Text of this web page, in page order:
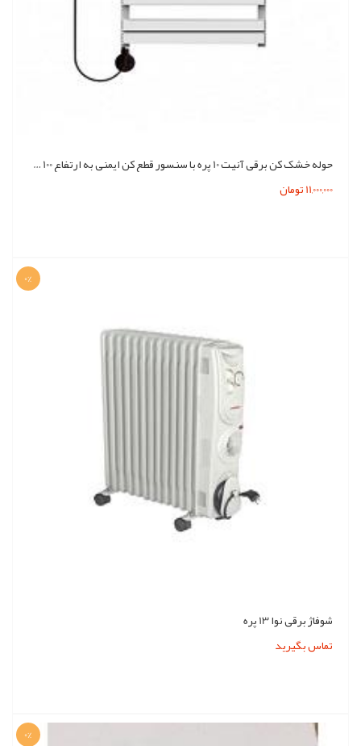
حوله خشک کن برقی آنیت 10 پره با سنسور قطع کن ایمنی به ارتفاع 100 سانتیمتر و 400 وات
11,000,000 تومان
شوفاژ برقی نوا 13 پره
تماس بگیرید
0%
0%